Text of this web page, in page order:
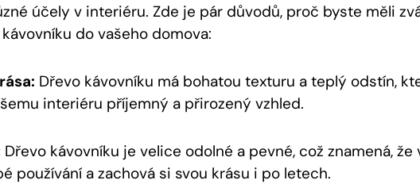
účely v interiéru. Zde je pár důvodů, proč byste měli
do vašeho domova:
Dřevo kávovníku má bohatou texturu a teplý odstín,
interiéru příjemný a přirozený vzhled.
Dřevo kávovníku je velice odolné a pevné, což znamená, že
používání a zachová si svou krásu i po letech.